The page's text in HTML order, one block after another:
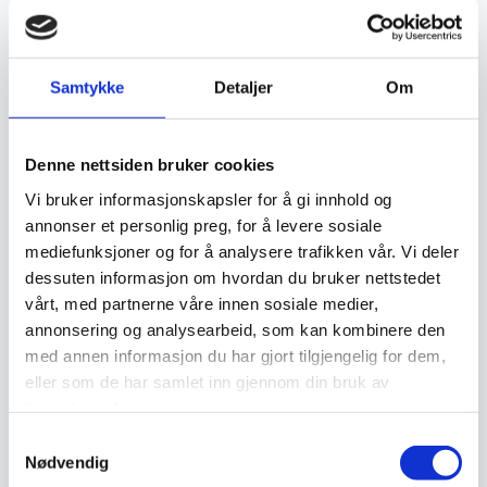
Samtykke Detaljer Om
Denne nettsiden bruker cookies
Vi bruker informasjonskapsler for å gi innhold og
annonser et personlig preg, for å levere sosiale
mediefunksjoner og for å analysere trafikken vår. Vi deler
dessuten informasjon om hvordan du bruker nettstedet
vårt, med partnerne våre innen sosiale medier,
annonsering og analysearbeid, som kan kombinere den
med annen informasjon du har gjort tilgjengelig for dem,
eller som de har samlet inn gjennom din bruk av
Nødvendig
Ekte håndknyttede orientalske tepper er ettertraktede
samlerobjekter og kan være en god investering. Jo høyere
kvalitet og finere knytting et teppe har, desto mer
knutetetthet spiller en stor rolle i vurderingen av et teppes
verdi, og godt vedlikeholdte håndknyttede tepper kan gå i
arv i generasjoner.
Vedlikehold og levetid
For å bevare et orientalsk håndknyttet teppe i god stand
kreves riktig vedlikehold. Regelmessig støvsuging,
til å forlenge levetiden. Tradisjonelle rengjøringsmetoder,